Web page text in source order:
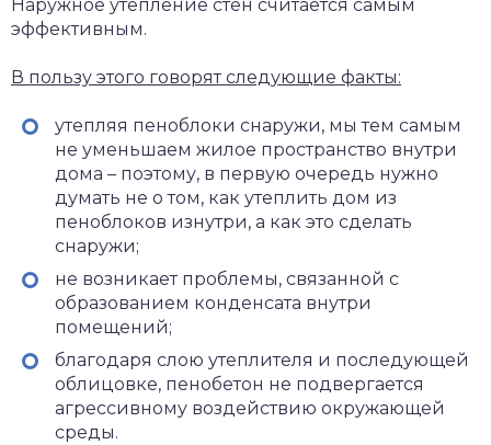
Наружное утепление стен считается самым
эффективным.
В пользу этого говорят следующие факты:
утепляя пеноблоки снаружи, мы тем самым
не уменьшаем жилое пространство внутри
дома – поэтому, в первую очередь нужно
думать не о том, как утеплить дом из
пеноблоков изнутри, а как это сделать
снаружи;
не возникает проблемы, связанной с
образованием конденсата внутри
помещений;
благодаря слою утеплителя и последующей
облицовке, пенобетон не подвергается
агрессивному воздействию окружающей
среды.